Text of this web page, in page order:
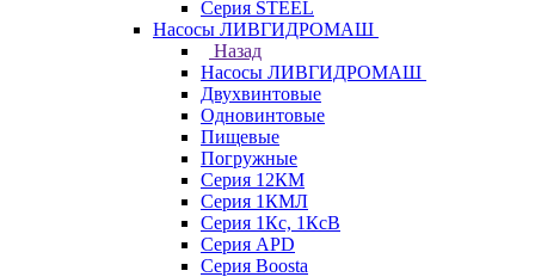
Серия STEEL
Насосы ЛИВГИДРОМАШ
Назад
Насосы ЛИВГИДРОМАШ
Двухвинтовые
Одновинтовые
Пищевые
Погружные
Серия 12КМ
Серия 1КМЛ
Серия 1Кс, 1КсВ
Серия APD
Серия Boosta